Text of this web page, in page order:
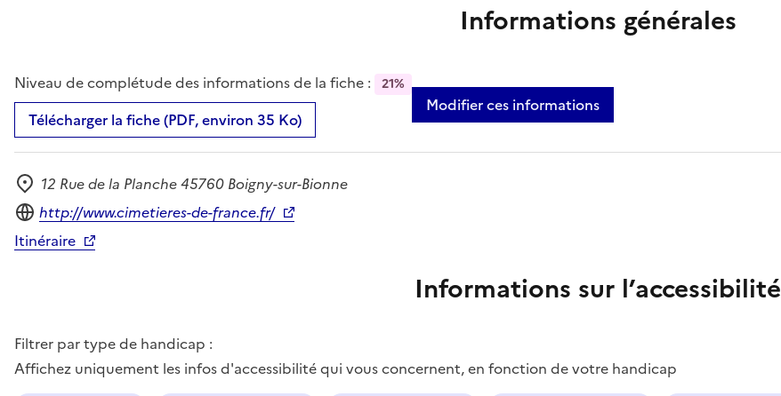
Informations générales
Niveau de complétude des informations de la fiche : 21%
Télécharger la fiche (PDF, environ 35 Ko)
Modifier ces informations
Adresse
12 Rue de la Planche 45760 Boigny-sur-Bionne
Site internet
http://www.cimetieres-de-france.fr/
Itinéraire
Informations sur l’accessibilité
Filtrer par type de handicap :
Affichez uniquement les infos d'accessibilité qui vous concernent, en fonction de votre handicap